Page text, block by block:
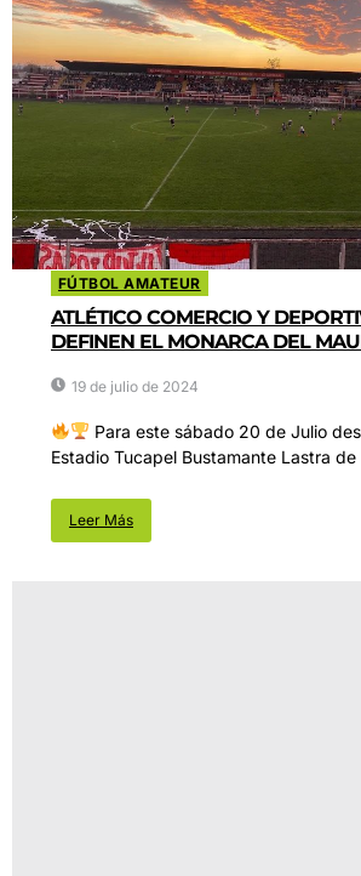
FÚTBOL AMATEUR
ATLÉTICO COMERCIO Y
DEFINEN EL MONARCA DEL
19 de julio de 2024
Para este sábado 20 de Julio
Estadio Tucapel Bustamante Lastra de
Leer Más